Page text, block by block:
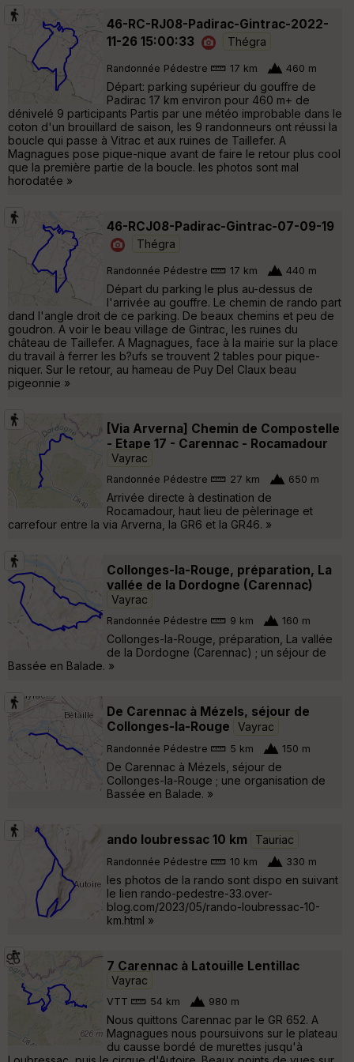
46-RC-RJ08-Padirac-Gintrac-2022-
11-26 15:00:33
Thégra
Randonnée Pédestre 17 km 460 m
Départ: parking supérieur du gouffre de
Padirac 17 km environ pour 460 m+ de
dénivelé 9 participants Partis par une météo improbable dans le
coton d'un brouillard de saison, les 9 randonneurs ont réussi la
boucle qui passe à Vitrac et aux ruines de Taillefer. A
Magnagues pose pique-nique avant de faire le retour plus cool
que la première partie de la boucle. les photos sont mal
horodatée »
46-RCJ08-Padirac-Gintrac-07-09-19
Thégra
Randonnée Pédestre 17 km 440 m
Départ du parking le plus au-dessus de
l'arrivée au gouffre. Le chemin de rando part
dand l'angle droit de ce parking. De beaux chemins et peu de
goudron. A voir le beau village de Gintrac, les ruines du
château de Taillefer. A Magnagues, face à la mairie sur la place
du travail à ferrer les b?ufs se trouvent 2 tables pour pique-
niquer. Sur le retour, au hameau de Puy Del Claux beau
pigeonnie »
[Via Arverna] Chemin de Compostelle
- Etape 17 - Carennac - Rocamadour
Vayrac
Randonnée Pédestre 27 km 650 m
Arrivée directe à destination de
Rocamadour, haut lieu de pèlerinage et
carrefour entre la via Arverna, la GR6 et la GR46. »
Collonges-la-Rouge, préparation, La
vallée de la Dordogne (Carennac)
Vayrac
Randonnée Pédestre 9 km 160 m
Collonges-la-Rouge, préparation, La vallée
de la Dordogne (Carennac) ; un séjour de
Bassée en Balade. »
De Carennac à Mézels, séjour de
Collonges-la-Rouge
Vayrac
Randonnée Pédestre 5 km 150 m
De Carennac à Mézels, séjour de
Collonges-la-Rouge ; une organisation de
Bassée en Balade. »
ando loubressac 10 km Tauriac
Randonnée Pédestre 10 km 330 m
les photos de la rando sont dispo en suivant
le lien rando-pedestre-33.over-
blog.com/2023/05/rando-loubressac-10-
km.html »
7 Carennac à Latouille Lentillac
Vayrac
VTT 54 km 980 m
Nous quittons Carennac par le GR 652. A
Magnagues nous poursuivons sur le plateau
du causse bordé de murettes jusqu'à